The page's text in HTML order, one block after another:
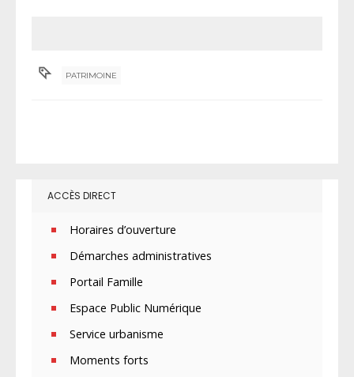
PATRIMOINE
ACCÈS DIRECT
Horaires d’ouverture
Démarches administratives
Portail Famille
Espace Public Numérique
Service urbanisme
Moments forts